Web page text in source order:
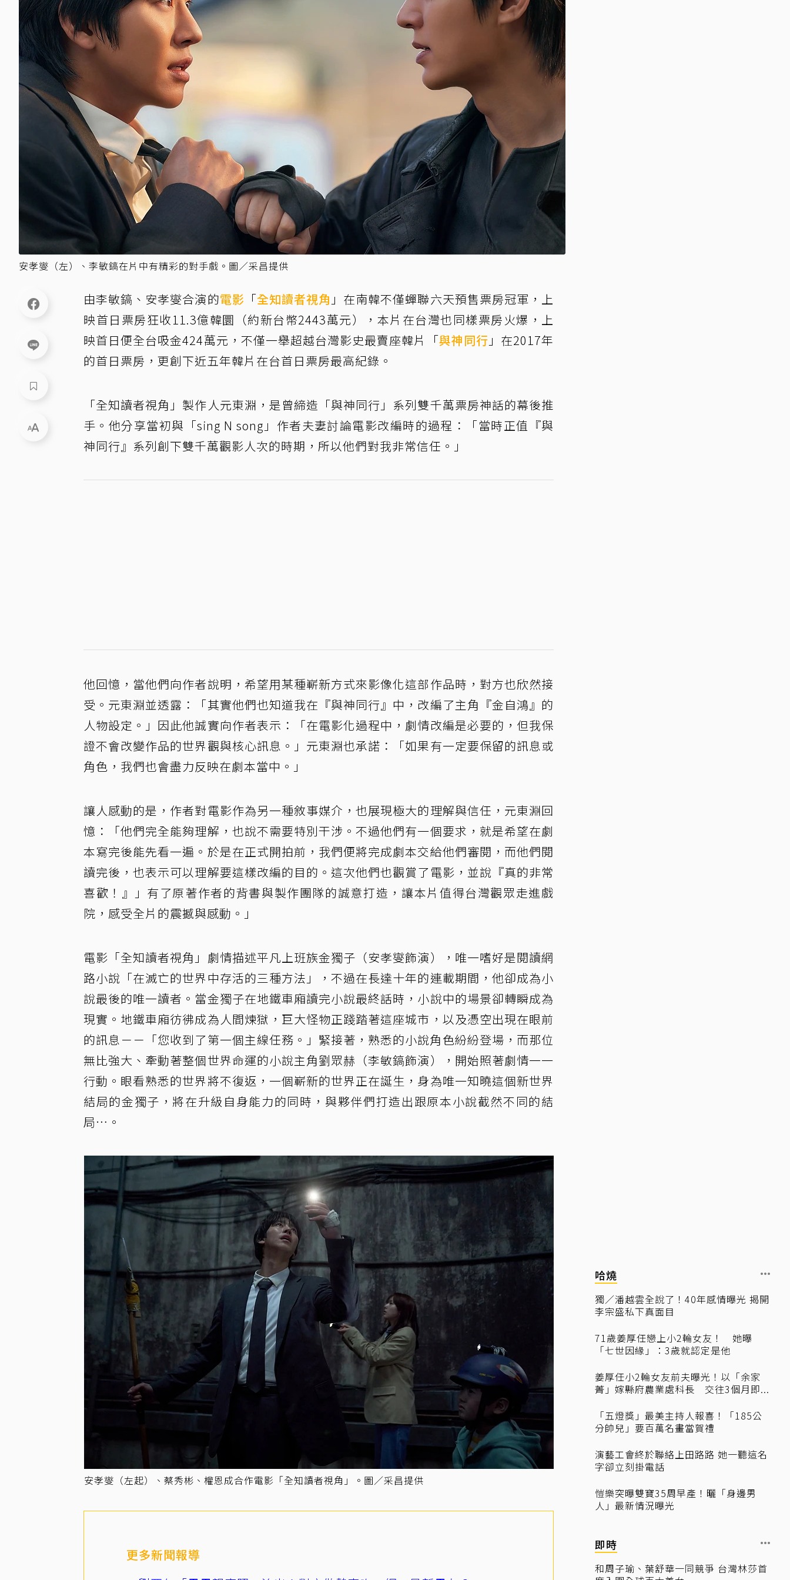
安孝燮（左）、李敏鎬在片中有精彩的對手戲。圖／采昌提供
由李敏鎬、安孝燮合演的電影 「全知讀者視角 」在南韓不僅蟬聯六天預售票房冠軍，上
映首日票房狂收11.3億韓圜（約新台幣2443萬元），本片在台灣也同樣票房火爆，上
映首日便全台吸金424萬元，不僅一舉超越台灣影史最賣座韓片「與神同行 」在2017年
的首日票房，更創下近五年韓片在台首日票房最高紀錄。
「全知讀者視角」製作人元東淵，是曾締造「與神同行」系列雙千萬票房神話的幕後推
手。他分享當初與「sing N song」作者夫妻討論電影改編時的過程：「當時正值『與
神同行』系列創下雙千萬觀影人次的時期，所以他們對我非常信任。」
他回憶，當他們向作者說明，希望用某種嶄新方式來影像化這部作品時，對方也欣然接
受。元東淵並透露：「其實他們也知道我在『與神同行』中，改編了主角『金自鴻』的
人物設定。」因此他誠實向作者表示：「在電影化過程中，劇情改編是必要的，但我保
證不會改變作品的世界觀與核心訊息。」元東淵也承諾：「如果有一定要保留的訊息或
角色，我們也會盡力反映在劇本當中。」
讓人感動的是，作者對電影作為另一種敘事媒介，也展現極大的理解與信任，元東淵回
憶：「他們完全能夠理解，也說不需要特別干涉。不過他們有一個要求，就是希望在劇
本寫完後能先看一遍。於是在正式開拍前，我們便將完成劇本交給他們審閱，而他們閱
讀完後，也表示可以理解要這樣改編的目的。這次他們也觀賞了電影，並說『真的非常
喜歡！』」有了原著作者的背書與製作團隊的誠意打造，讓本片值得台灣觀眾走進戲
院，感受全片的震撼與感動。」
電影「全知讀者視角」劇情描述平凡上班族金獨子（安孝燮飾演），唯一嗜好是閱讀網
路小說「在滅亡的世界中存活的三種方法」，不過在長達十年的連載期間，他卻成為小
說最後的唯一讀者。當金獨子在地鐵車廂讀完小說最終話時，小說中的場景卻轉瞬成為
現實。地鐵車廂彷彿成為人間煉獄，巨大怪物正踐踏著這座城市，以及憑空出現在眼前
的訊息－－「您收到了第一個主線任務。」緊接著，熟悉的小說角色紛紛登場，而那位
無比強大、牽動著整個世界命運的小說主角劉眾赫（李敏鎬飾演），開始照著劇情一一
行動。眼看熟悉的世界將不復返，一個嶄新的世界正在誕生，身為唯一知曉這個新世界
結局的金獨子，將在升級自身能力的同時，與夥伴們打造出跟原本小說截然不同的結
局…。
安孝燮（左起）、蔡秀彬、權恩成合作電影「全知讀者視角」。圖／采昌提供
更多新聞報導
哈燒
獨／潘越雲全說了！40年感情曝光 揭開
李宗盛私下真面目
71歲姜厚任戀上小2輪女友！ 她曝
「七世因緣」：3歲就認定是他
姜厚任小2輪女友前夫曝光！以「余家
菁」嫁縣府農業處科長 交往3個月即...
「五燈獎」最美主持人報喜！「185公
分帥兒」要百萬名畫當賀禮
演藝工會終於聯絡上田路路 她一聽這名
字卻立刻掛電話
愷樂突曝雙寶35周早產！曬「身邊男
人」最新情況曝光
即時
和周子瑜、葉舒華一同競爭 台灣林莎首